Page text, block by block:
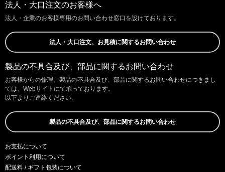
法人・大口注文のお客様へ
法人・企業のお客様専用のお問い合わせ窓口を設けております。
法人・大口注文、お見積に関するお問い合わせ
製品の不具合及び、部品に関するお問い合わせ
お客様からの修理、製品の不具合及び、部品に関するお問い合わせにつきまし
ては、Webサイトにて承っております。
以下よりご連絡ください。
製品の不具合及び、部品に関するお問い合わせ
お支払について
ポイント利用について
配送料 / ギフト包装について